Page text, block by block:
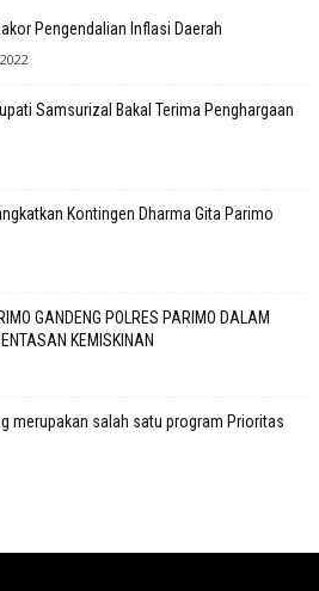
Pengendalian Inflasi Daerah
Samsurizal Bakal Terima Penghargaan
Kontingen Dharma Gita Parimo
GANDENG POLRES PARIMO DALAM
KEMISKINAN
merupakan salah satu program Prioritas